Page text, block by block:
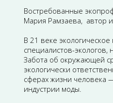
Востребованные
Мария Рамзаева, автор
В 21 веке
специалистов-
Забота об окружающей
экологически
сферах жизни человека
индустрии моды.